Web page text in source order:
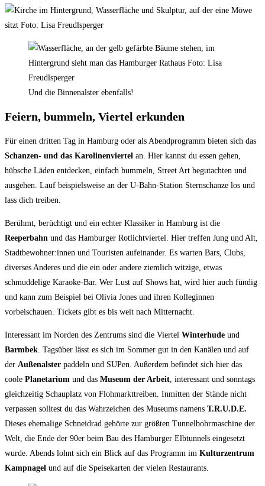
Und die Binnenalster ebenfalls!
Feiern, bummeln, Viertel erkunden
Für einen dritten Tag in Hamburg oder als Abendprogramm bieten sich das
Schanzen- und das Karolinenviertel an. Hier kannst du essen gehen,
hübsche Läden entdecken, einfach bummeln, Street Art begutachten und
ausgehen. Lauf beispielsweise an der U-Bahn-Station Sternschanze los und
lass dich treiben.
Berühmt, berüchtigt und ein echter Klassiker in Hamburg ist die
Reeperbahn und das Hamburger Rotlichtviertel. Hier treffen Jung und Alt,
Stadtbewohner:innen und Touristen aufeinander. Es warten Bars, Clubs,
diverses Anderes und die ein oder andere ziemlich witzige, etwas
schmuddelige Karaoke-Bar. Wer Lust auf Shows hat, wird hier auch fündig
und kann zum Beispiel bei Olivia Jones und ihren Kolleginnen
vorbeischauen. Tickets gibt es bis weit nach Mitternacht.
Interessant im Norden des Zentrums sind die Viertel Winterhude und
Barmbek . Tagsüber lässt es sich im Sommer gut in den Kanälen und auf
der Außenalster paddeln und SUPen. Außerdem befindet sich hier das
coole Planetarium und das Museum der Arbeit , interessant und sonntags
gleichzeitig Schauplatz von Flohmarkttreiben. Inmitten der Stände nicht
verpassen solltest du das Wahrzeichen des Museums namens T.R.U.D.E.
Dieses ehemalige Schneidrad gehörte zur größten Tunnelbohrmaschine der
Welt, die Ende der 90er beim Bau des Hamburger Elbtunnels eingesetzt
wurde. Abends lohnt sich ein Blick auf das Programm im Kulturzentrum
Kampnagel und auf die Speisekarten der vielen Restaurants.